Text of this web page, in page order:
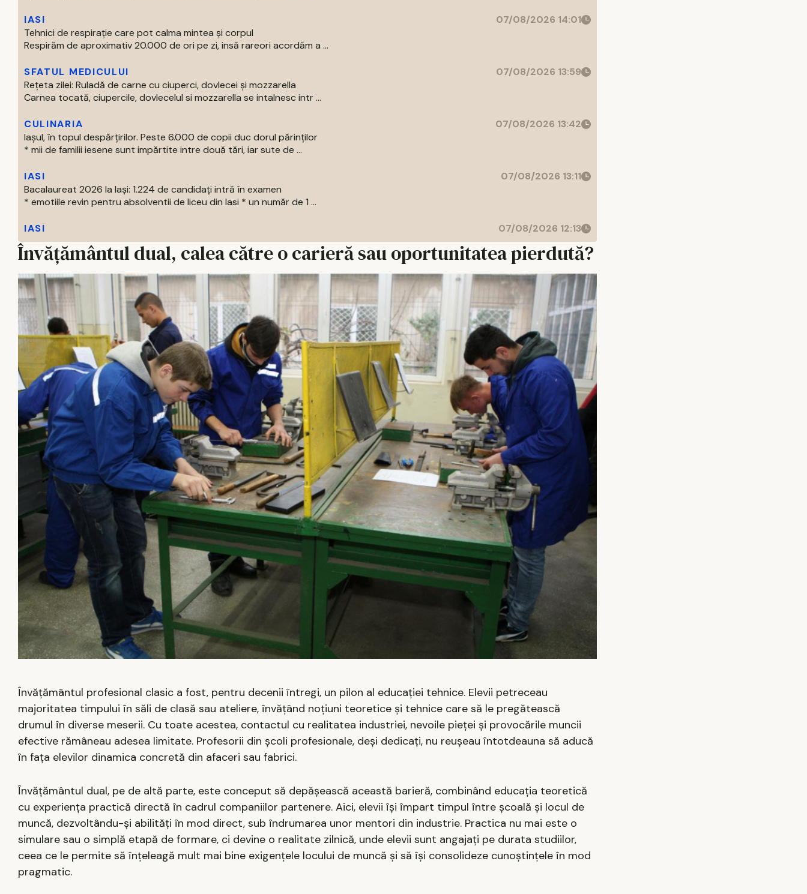
IASI
07/08/2026 14:01
Tehnici de respirație care pot calma mintea și corpul
Respirăm de aproximativ 20.000 de ori pe zi, insă rareori acordăm a ...
SFATUL MEDICULUI
07/08/2026 13:59
Rețeta zilei: Ruladă de carne cu ciuperci, dovlecei și mozzarella
Carnea tocată, ciupercile, dovlecelul si mozzarella se intalnesc intr ...
CULINARIA
07/08/2026 13:42
Iașul, în topul despărțirilor. Peste 6.000 de copii duc dorul părinților
* mii de familii iesene sunt impărtite intre două tări, iar sute de ...
IASI
07/08/2026 13:11
Bacalaureat 2026 la Iași: 1.224 de candidați intră în examen
* emotiile revin pentru absolventii de liceu din Iasi * un număr de 1 ...
IASI 07/08/2026 12:13
Învățământul dual, calea către o carieră sau oportunitatea pierdută?
Învățământul profesional clasic a fost, pentru decenii întregi, un pilon al educației tehnice. Elevii petreceau
majoritatea timpului în săli de clasă sau ateliere, învățând noțiuni teoretice și tehnice care să le pregătească
drumul în diverse meserii. Cu toate acestea, contactul cu realitatea industriei, nevoile pieței și provocările muncii
efective rămâneau adesea limitate. Profesorii din școli profesionale, deși dedicați, nu reușeau întotdeauna să aducă
în fața elevilor dinamica concretă din afaceri sau fabrici.
Învățământul dual, pe de altă parte, este conceput să depășească această barieră, combinând educația teoretică
cu experiența practică directă în cadrul companiilor partenere. Aici, elevii își împart timpul între școală și locul de
muncă, dezvoltându-și abilități în mod direct, sub îndrumarea unor mentori din industrie. Practica nu mai este o
simulare sau o simplă etapă de formare, ci devine o realitate zilnică, unde elevii sunt angajați pe durata studiilor,
ceea ce le permite să înțeleagă mult mai bine exigențele locului de muncă și să își consolideze cunoștințele în mod
pragmatic.